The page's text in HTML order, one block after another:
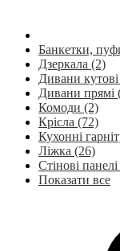
Банкетки,
Дзеркала (2)
Дивани
Дивани прямі
Комоди (2)
Крісла (72)
Кухонні
Ліжка (26)
Стінові
Показати все